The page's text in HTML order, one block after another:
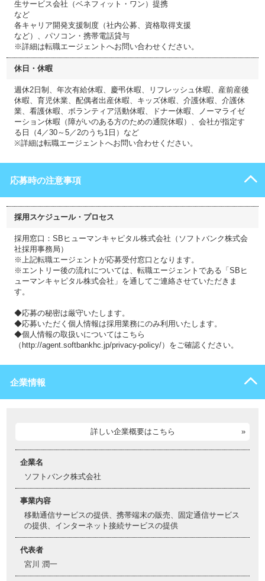
生サービス会社（ベネフィット・ワン）提携
など
各キャリア開発支援制度（社内公募、資格取得支援
など）、パソコン・携帯電話貸与
※詳細は転職エージェントへお問い合わせください。
休日・休暇
週休2日制、年次有給休暇、慶弔休暇、リフレッシュ休暇、産前産後
休暇、育児休業、配偶者出産休暇、キッズ休暇、介護休暇、介護休
業、看護休暇、ボランティア活動休暇、ドナー休暇、ノーマライゼ
ーション休暇（障がいのある方のための通院休暇）、会社が指定す
る日（4／30～5／2のうち1日）など
※詳細は転職エージェントへお問い合わせください。
応募時の注意事項
採用スケジュール・プロセス
採用窓口：SBヒューマンキャピタル株式会社（ソフトバンク株式会
社採用事務局）
※上記転職エージェントが応募受付窓口となります。
※エントリー後の流れについては、転職エージェントである「SBヒ
ューマンキャピタル株式会社」を通してご連絡させていただきま
す。
◆応募の秘密は厳守いたします。
◆応募いただく個人情報は採用業務にのみ利用いたします。
◆個人情報の取扱いについてはこちら
（http://agent.softbankhc.jp/privacy-policy/）をご確認ください。
企業情報
詳しい企業概要はこちら
企業名
ソフトバンク株式会社
事業内容
移動通信サービスの提供、携帯端末の販売、固定通信サービス
の提供、インターネット接続サービスの提供
代表者
宮川 潤一